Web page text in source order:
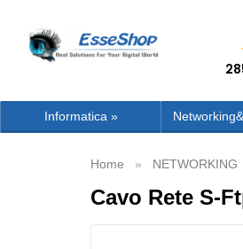
Informatica»
Home NETWORKING
Cavo Rete S-